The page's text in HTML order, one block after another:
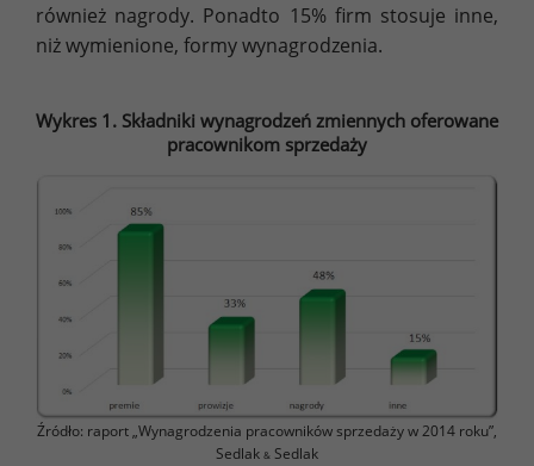
również nagrody. Ponadto 15% firm stosuje inne,
niż wymienione, formy wynagrodzenia.
Wykres 1. Składniki wynagrodzeń zmiennych oferowane
pracownikom sprzedaży
Źródło: raport „Wynagrodzenia pracowników sprzedaży w 2014 roku”,
Sedlak & Sedlak